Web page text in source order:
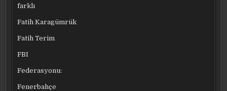
farklı
Fatih Karagümrük
Fatih Terim
FBI
Federasyonu:
Fenerbahçe